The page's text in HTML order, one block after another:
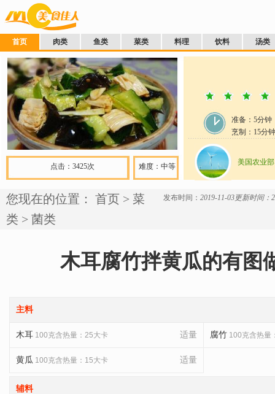
首页 肉类 鱼类 菜类 料理 饮料 汤类
难度：中等
点击：3425次
准备： 5分钟
烹制： 15分钟
美国农业部
发布时间： 2019-11-03更新时间：
您现在的位置： 首页 > 菜
类 > 菌类
木耳腐竹拌黄瓜的有图
主料
适量
木耳 100克含热量：25大卡 腐竹 100克含热量
适量
黄瓜 100克含热量：15大卡
辅料